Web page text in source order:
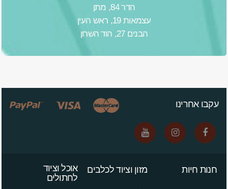
הדר 84, מתן
עצמאות 19, ראש העין
הבנים 27, הוד השרון
עקבו אחרינו
חנות חיות מזון וציוד לכלבים
אוכל וציוד
לחתולים